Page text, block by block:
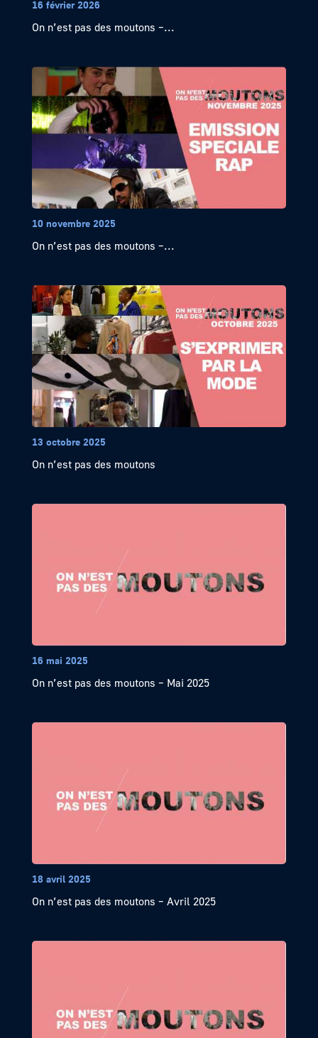
16 février 2026
On n’est pas des moutons –...
10 novembre 2025
On n’est pas des moutons –...
13 octobre 2025
On n’est pas des moutons
16 mai 2025
On n’est pas des moutons – Mai 2025
18 avril 2025
On n’est pas des moutons – Avril 2025